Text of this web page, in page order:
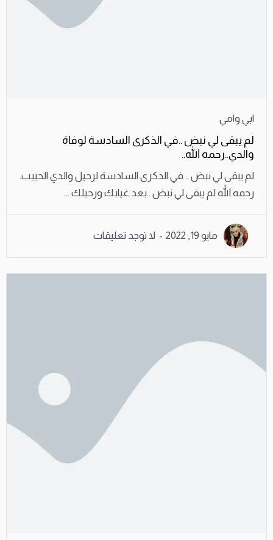
ابي وامي
لم يبقى لي نبض ..في الذكرى السادسة لوفاة
والدي..رحمه الله..
لم يبقى لي نبض .. في الذكرى السادسة لرحيل والدي الحبيب.
رحمه الله لم يبقى لي نبض ..بعد غيابك ورحيلك ...
مايو 19, 2022 لا توجد تعليقات